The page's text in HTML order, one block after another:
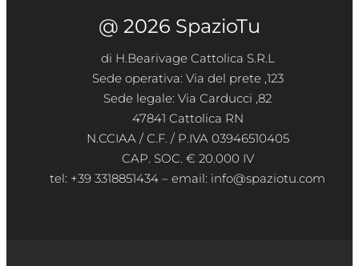
@ 2026 SpazioTu
di H.Bearivage Cattolica S.R.L
Sede operativa: Via del prete ,123
Sede legale: Via Carducci ,82
47841 Cattolica RN
N.CCIAA / C.F. / P.IVA 03946510405
CAP. SOC. € 20.000 IV
tel: +39 3318851434 – email: info@spaziotu.com